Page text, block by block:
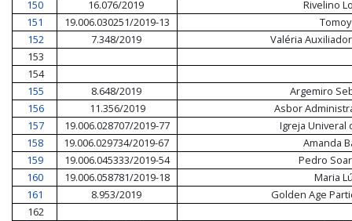
150
16.076/2019
Rivelino
151
19.006.030251/2019-13
152
7.348/2019
Valéria
153
154
155
8.648/2019
Argemiro
156
11.356/2019
Asbor
157
19.006.028707/2019-77
Igreja Univeral
158
19.006.029734/2019-67
Amanda
159
19.006.045333/2019-54
Pedro
160
19.006.058781/2019-18
Maria
161
8.953/2019
Golden Age
162